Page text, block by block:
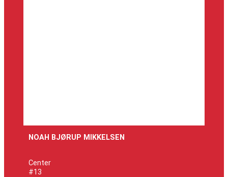
NOAH BJØRUP MIKKELSEN
Center
#13